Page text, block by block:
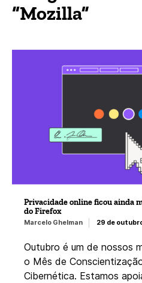
“Mozilla”
Privacidade online ficou ainda
do Firefox
Marcelo Ghelman 29 de
Outubro é um de nossos
o Mês de
Cibernética. Estamos